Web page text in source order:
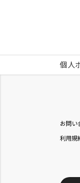
個人
お問い
利用規